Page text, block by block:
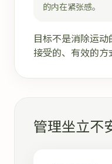
的内在紧张感。
目标不是消除运
接受的、有效的方
管理坐立不